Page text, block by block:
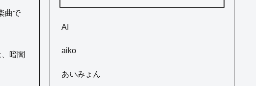
曲で
暗闇
AI
aiko
あいみょん